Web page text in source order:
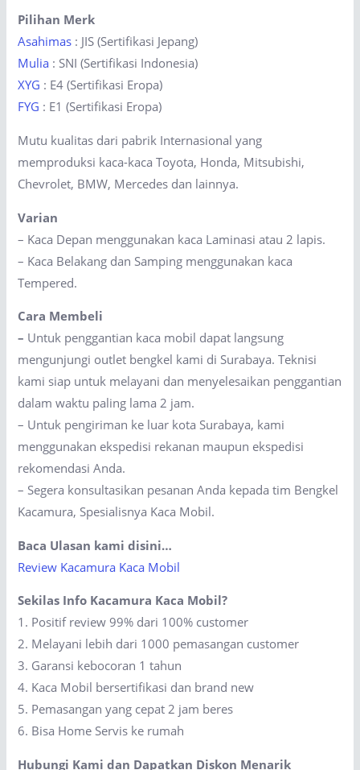
Pilihan Merk
Asahimas : JIS (Sertifikasi Jepang)
Mulia : SNI (Sertifikasi Indonesia)
XYG : E4 (Sertifikasi Eropa)
FYG : E1 (Sertifikasi Eropa)
Mutu kualitas dari pabrik Internasional yang
memproduksi kaca-kaca Toyota, Honda, Mitsubishi,
Chevrolet, BMW, Mercedes dan lainnya.
Varian
– Kaca Depan menggunakan kaca Laminasi atau 2 lapis.
– Kaca Belakang dan Samping menggunakan kaca
Tempered.
Cara Membeli
– Untuk penggantian kaca mobil dapat langsung
mengunjungi outlet bengkel kami di Surabaya. Teknisi
kami siap untuk melayani dan menyelesaikan penggantian
dalam waktu paling lama 2 jam.
– Untuk pengiriman ke luar kota Surabaya, kami
menggunakan ekspedisi rekanan maupun ekspedisi
rekomendasi Anda.
– Segera konsultasikan pesanan Anda kepada tim Bengkel
Kacamura, Spesialisnya Kaca Mobil.
Baca Ulasan kami disini…
Review Kacamura Kaca Mobil
Sekilas Info Kacamura Kaca Mobil?
1. Positif review 99% dari 100% customer
2. Melayani lebih dari 1000 pemasangan customer
3. Garansi kebocoran 1 tahun
4. Kaca Mobil bersertifikasi dan brand new
5. Pemasangan yang cepat 2 jam beres
6. Bisa Home Servis ke rumah
Hubungi Kami dan Dapatkan Diskon Menarik